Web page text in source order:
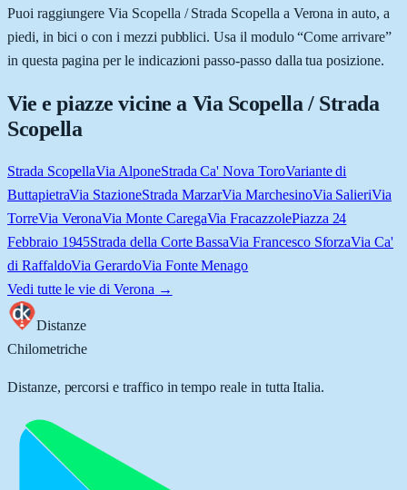
Puoi raggiungere Via Scopella / Strada Scopella a Verona in auto, a
piedi, in bici o con i mezzi pubblici. Usa il modulo “Come arrivare”
in questa pagina per le indicazioni passo-passo dalla tua posizione.
Vie e piazze vicine a Via Scopella / Strada
Scopella
Strada ScopellaVia AlponeStrada Ca' Nova ToroVariante di
ButtapietraVia StazioneStrada MarzarVia MarchesinoVia SalieriVia
TorreVia VeronaVia Monte CaregaVia FracazzolePiazza 24
Febbraio 1945Strada della Corte BassaVia Francesco SforzaVia Ca'
di RaffaldoVia GerardoVia Fonte Menago
Vedi tutte le vie di Verona →
Distanze
Chilometriche
Distanze, percorsi e traffico in tempo reale in tutta Italia.